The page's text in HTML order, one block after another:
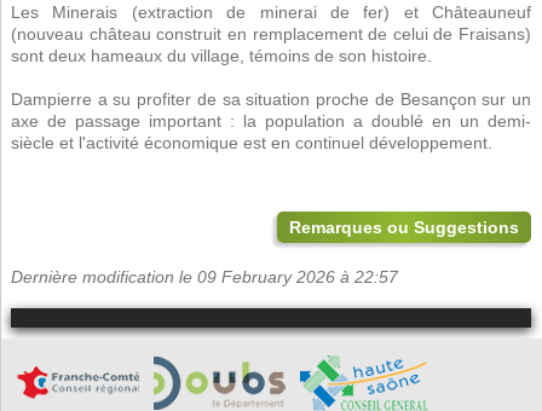
Les Minerais (extraction de minerai de fer) et Châteauneuf
(nouveau château construit en remplacement de celui de Fraisans)
sont deux hameaux du village, témoins de son histoire.
Dampierre a su profiter de sa situation proche de Besançon sur un
axe de passage important : la population a doublé en un demi-
siècle et l'activité économique est en continuel développement.
Remarques ou Suggestions
Dernière modification le 09 February 2026 à 22:57